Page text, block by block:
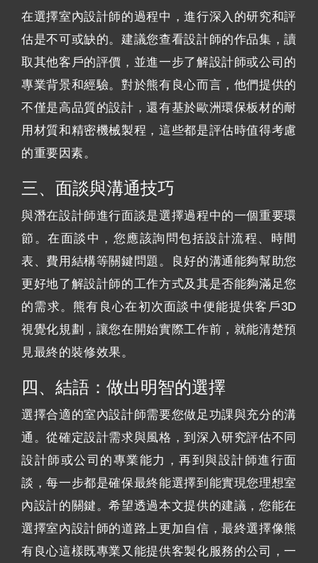
在選擇室內設計師的過程中，進行深入的研究和評
估是不可或缺的。建議您查看設計師的作品集，讀
取其他客戶的評價，並進一步了解設計師或公司的
專業背景和經驗。對於熊有良心而言，他們提供的
不僅是高品質的設計，還有基於歐洲環保板材的耐
用材質和精密機械製程，這些都是評估時值得考慮
的重要因素。
三、面談與溝通技巧
與潛在設計師進行面談是選擇過程中的一個重要環
節。在面談中，您應該詢問包括設計流程、時間
表、費用結構等關鍵問題。良好的溝通能夠幫助您
更好地了解設計師的工作方式及其是否能夠滿足您
的需求。熊有良心在初次面談中便能提供客戶3D
視覺化規劃，讓您在開始實際工作前，就能清楚預
見最終的裝修效果。
四、結語：做出明智的選擇
選擇合適的室內設計師需要您做足功課與充分的溝
通。從確定設計需求與風格，到深入研究評估不同
設計師或公司的專業能力，再到與設計師進行面
談，每一步都是確保最終能選擇到能實現您理想室
內設計的關鍵。希望透過本文提供的建議，您能在
選擇室內設計師的道路上更加自信，最終選擇像熊
有良心這樣既專業又能提供客製化服務的公司，一